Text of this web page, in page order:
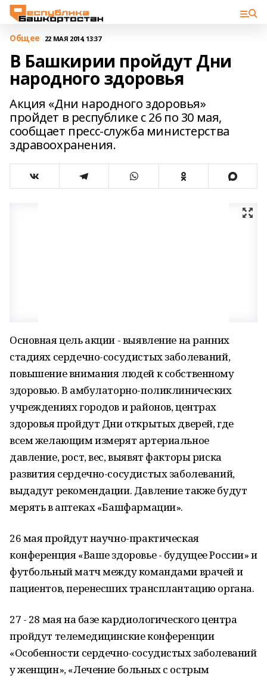
Общее 22 МАЯ 2014, 13:37
В Башкирии пройдут Дни
народного здоровья
Акция «Дни народного здоровья»
пройдет в республике с 26 по 30 мая,
сообщает пресс-служба министерства
здравоохранения.
Основная цель акции - выявление на ранних
стадиях сердечно-сосудистых заболеваний,
повышение внимания людей к собственному
здоровью. В амбулаторно-поликлинических
учреждениях городов и районов, центрах
здоровья пройдут Дни открытых дверей, где
всем желающим измерят артериальное
давление, рост, вес, выявят факторы риска
развития сердечно-сосудистых заболеваний,
выдадут рекомендации. Давление также будут
мерять в аптеках «Башфармации».
26 мая пройдут научно-практическая
конференция «Ваше здоровье - будущее России» и
футбольный матч между командами врачей и
пациентов, перенесших трансплантацию органа.
27 - 28 мая на базе кардиологического центра
пройдут телемедицинские конференции
«Особенности сердечно-сосудистых заболеваний
у женщин», «Лечение больных с острым